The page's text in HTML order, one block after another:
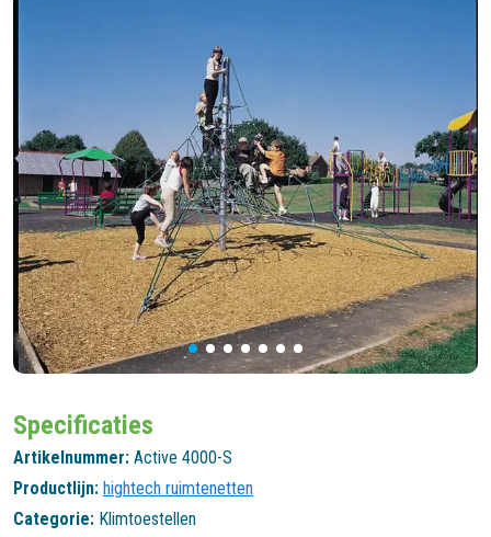
Specificaties
Artikelnummer: Active 4000-S
Productlijn: hightech ruimtenetten
Categorie: Klimtoestellen